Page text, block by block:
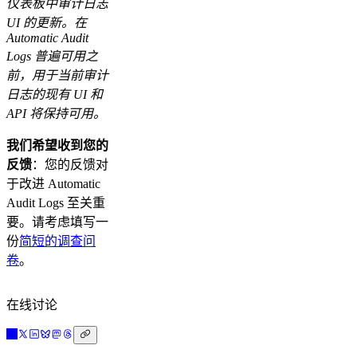
仪表板中审计日志
UI 的更新。在
Automatic Audit
Logs 普遍可用之
前，用于当前审计
日志的现有 UI 和
API 将保持可用。
我们希望收到您的
反馈：您的反馈对
于改进 Automatic
Audit Logs 至关重
要。请考虑填写一
份简短的调查问
卷。
在线讨论